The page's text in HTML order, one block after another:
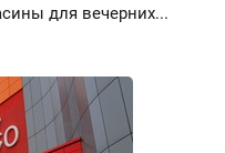
для вечерних...